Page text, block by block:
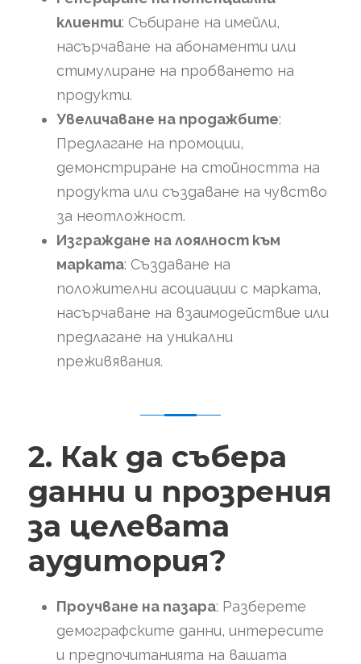
клиенти: Събиране на имейли,
насърчаване на абонаменти или
стимулиране на пробването на
продукти.
Увеличаване на продажбите:
Предлагане на промоции,
демонстриране на стойността на
продукта или създаване на чувство
за неотложност.
Изграждане на лоялност към
марката: Създаване на
положителни асоциации с марката,
насърчаване на взаимодействие или
предлагане на уникални
преживявания.
2. Как да събера
данни и прозрения
за целевата
аудитория?
Проучване на пазара: Разберете
демографските данни, интересите
и предпочитанията на вашата